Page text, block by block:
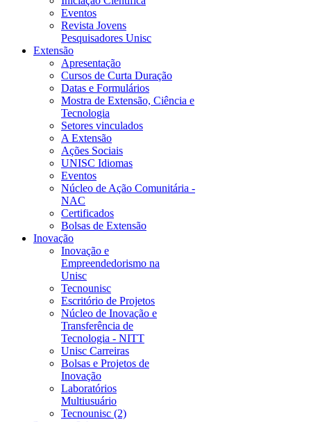
Eventos
Revista Jovens
Pesquisadores Unisc
Extensão
Apresentação
Cursos de Curta Duração
Datas e Formulários
Mostra de Extensão, Ciência e
Tecnologia
Setores vinculados
A Extensão
Ações Sociais
UNISC Idiomas
Eventos
Núcleo de Ação Comunitária -
NAC
Certificados
Bolsas de Extensão
Inovação
Inovação e
Empreendedorismo na
Unisc
Tecnounisc
Escritório de Projetos
Núcleo de Inovação e
Transferência de
Tecnologia - NITT
Unisc Carreiras
Bolsas e Projetos de
Inovação
Laboratórios
Multiusuário
Tecnounisc (2)